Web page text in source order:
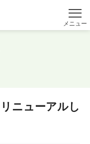
メニュー
ニューアルし